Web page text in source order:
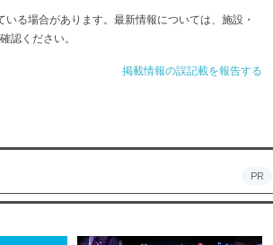
る場合があります。最新情報については、施設・
認ください。
掲載情報の誤記載を報告する
PR